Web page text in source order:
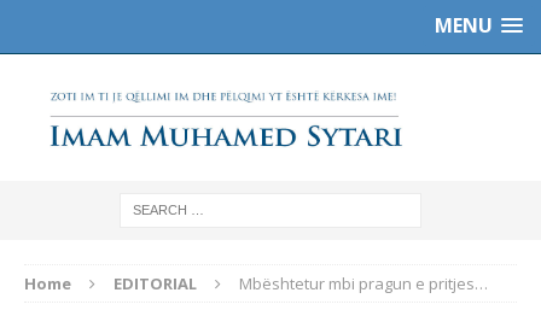
MENU
Home EDITORIAL Mbështetur mbi pragun e pritjes…